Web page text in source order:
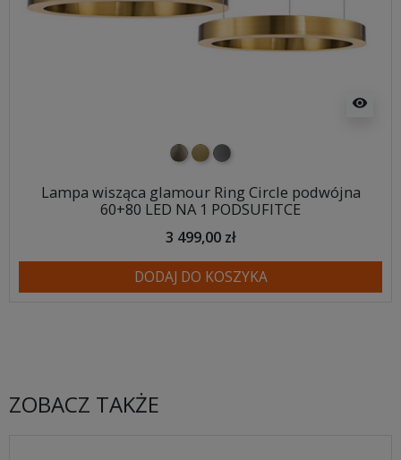
visibility
nikiel szczotkowany
mosiądz szczotkowany
tytan szczotkowany
Lampa wisząca glamour Ring Circle podwójna
60+80 LED NA 1 PODSUFITCE
3 499,00 zł
DODAJ DO KOSZYKA
ZOBACZ TAKŻE